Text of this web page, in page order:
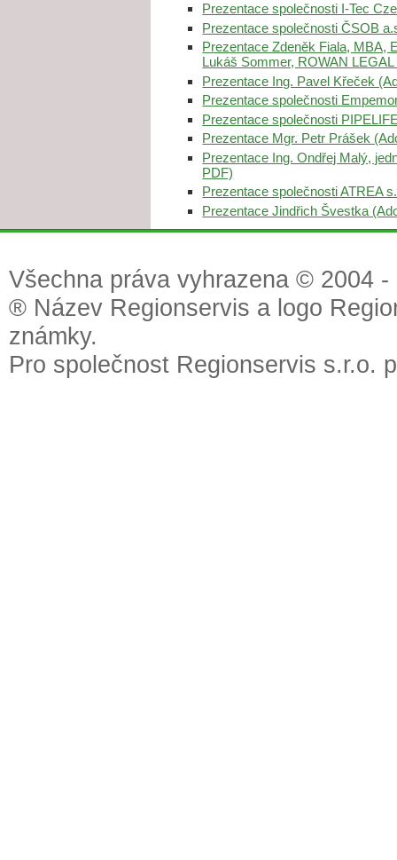
Prezentace společnosti I-Tec
Prezentace společnosti ČSOB
Prezentace Zdeněk Fiala, MBA,
Lukáš Sommer, ROWAN
Prezentace Ing. Pavel Křeček
Prezentace společnosti
Prezentace společnosti
Prezentace Mgr. Petr Prášek
Prezentace Ing. Ondřej Malý,
PDF)
Prezentace společnosti ATREA
Prezentace Jindřich Švestka
Všechna práva vyhrazena © 2004
® Název Regionservis a logo
známky.
Pro společnost Regionservis s.r.o.